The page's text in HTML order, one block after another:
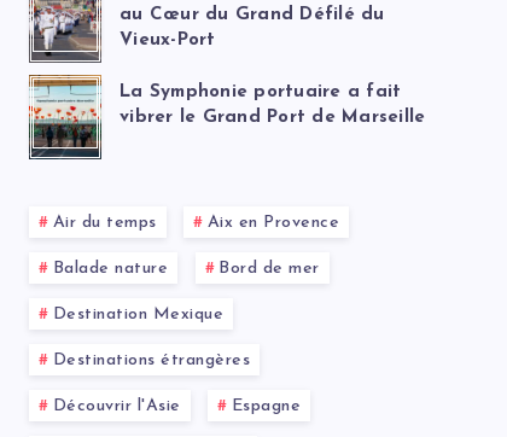
au Cœur du Grand Défilé du
Vieux-Port
La Symphonie portuaire a fait
vibrer le Grand Port de Marseille
Air du temps Aix en Provence
Balade nature Bord de mer
Destination Mexique
Destinations étrangères
Découvrir l'Asie Espagne